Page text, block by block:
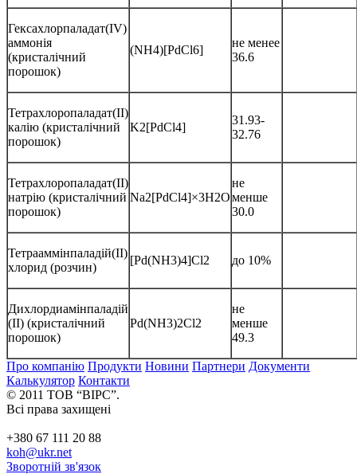
Гексахлорпаладат(IV)
аммонія
(кристалічний
порошок)
(NH4)[PdCl6]
не менее
36.6
Тетрахлоропаладат(II)
калію (кристалічний
порошок)
K2[PdCl4]
31.93-
32.76
Тетрахлоропаладат(II)
натрію (кристалічний
порошок)
Na2[PdCl4]×3H2O
не
менше
30.0
Тетрааммінпаладій(II)
хлорид (розчин)
[Pd(NH3)4]Cl2 до 10%
Дихлордиамінпаладій
(II) (кристалічний
порошок)
Pd(NH3)2Cl2
не
менше
49.3
Про компанію Продукти Новини Партнери Документи
Калькулятор Контакти
© 2011 ТОВ “ВІРС”.
Всі права захищені
+380 67 111 20 88
koh@ukr.net
Зворотній зв'язок